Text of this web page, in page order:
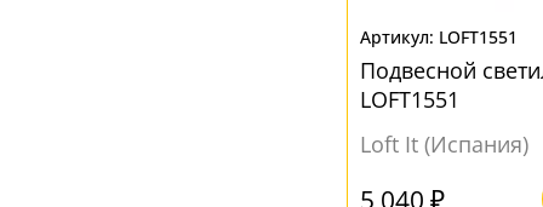
LOFT1551
Подвесной
LOFT1551
Loft It (Испания)
5 040 ₽